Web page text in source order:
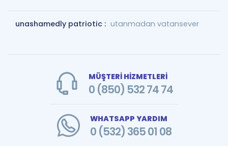
unashamedly patriotic : utanmadan vatansever
MÜŞTERİ HİZMETLERİ
0 (850) 532 74 74
WHATSAPP YARDIM
0 (532) 365 01 08